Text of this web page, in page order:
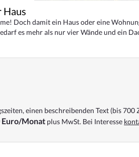
Haus
Doch damit ein Haus oder eine
es mehr als nur vier Wände und ein
einen beschreibenden Text (bis 700
Euro/Monat plus MwSt. Bei Interesse